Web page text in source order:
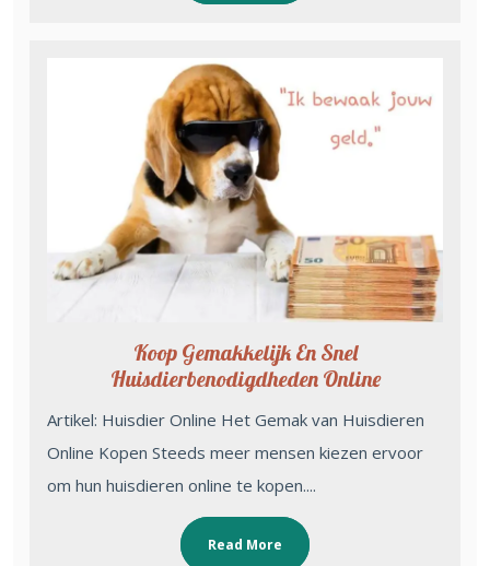
Koop Gemakkelijk En Snel
Huisdierbenodigdheden Online
Artikel: Huisdier Online Het Gemak van Huisdieren
Online Kopen Steeds meer mensen kiezen ervoor
om hun huisdieren online te kopen....
Read More